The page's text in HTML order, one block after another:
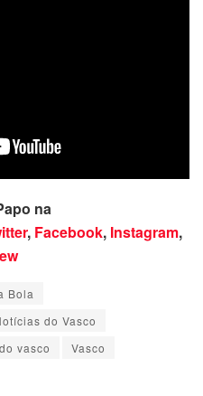
na
, Facebook, Instagram,
Bola
do Vasco
vasco
Vasco